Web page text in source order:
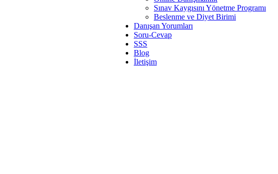
Sınav Kaygısını Yönetme Programı
Beslenme ve Diyet Birimi
Danışan Yorumları
Soru-Cevap
SSS
Blog
İletişim